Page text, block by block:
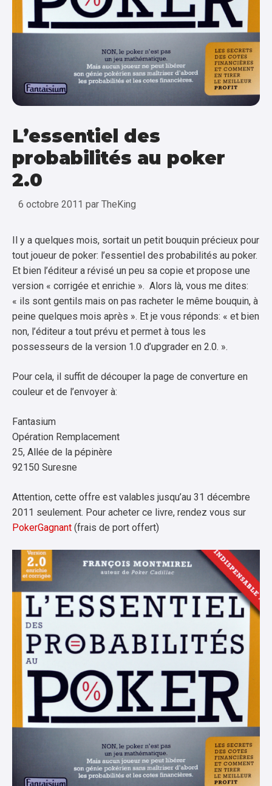
L’essentiel des
probabilités au poker
2.0
6 octobre 2011 par TheKing
Il y a quelques mois, sortait un petit bouquin précieux pour
tout joueur de poker: l’essentiel des probabilités au poker.
Et bien l’éditeur a révisé un peu sa copie et propose une
version « corrigée et enrichie ». Alors là, vous me dites:
« ils sont gentils mais on pas racheter le même bouquin, à
peine quelques mois après ». Et je vous réponds: « et bien
non, l’éditeur a tout prévu et permet à tous les
possesseurs de la version 1.0 d’upgrader en 2.0. ».
Pour cela, il suffit de découper la page de converture en
couleur et de l’envoyer à:
Fantasium
Opération Remplacement
25, Allée de la pépinère
92150 Suresne
Attention, cette offre est valables jusqu’au 31 décembre
2011 seulement. Pour acheter ce livre, rendez vous sur
PokerGagnant (frais de port offert)